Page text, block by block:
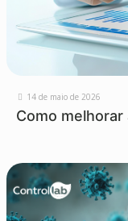
14 de maio de 2026
Como